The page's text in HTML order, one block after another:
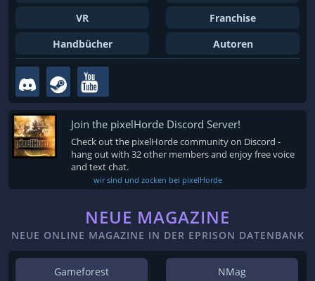
VR
Franchise
Handbücher
Autoren
Join the pixelHorde Discord Server!
Check out the pixelHorde community on Discord -
hang out with 32 other members and enjoy free voice
and text chat.
wir sind und zocken bei pixelHorde
NEUE MAGAZINE
NEUE ONLINE MAGAZINE IN DER EPRISON DATENBANK
Gameforest
NMag